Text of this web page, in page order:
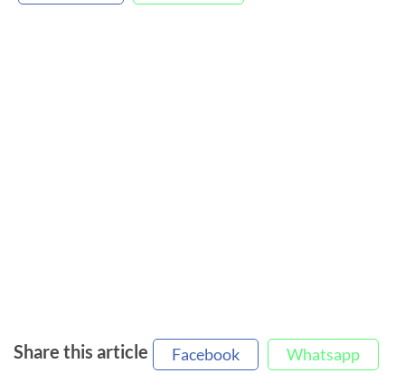
Share this article Facebook Whatsapp